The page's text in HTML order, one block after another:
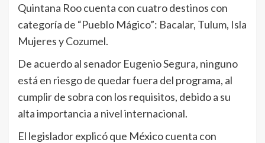
Quintana Roo cuenta con cuatro destinos con
categoría de “Pueblo Mágico”: Bacalar, Tulum, Isla
Mujeres y Cozumel.
De acuerdo al senador Eugenio Segura, ninguno
está en riesgo de quedar fuera del programa, al
cumplir de sobra con los requisitos, debido a su
alta importancia a nivel internacional.
El legislador explicó que México cuenta con